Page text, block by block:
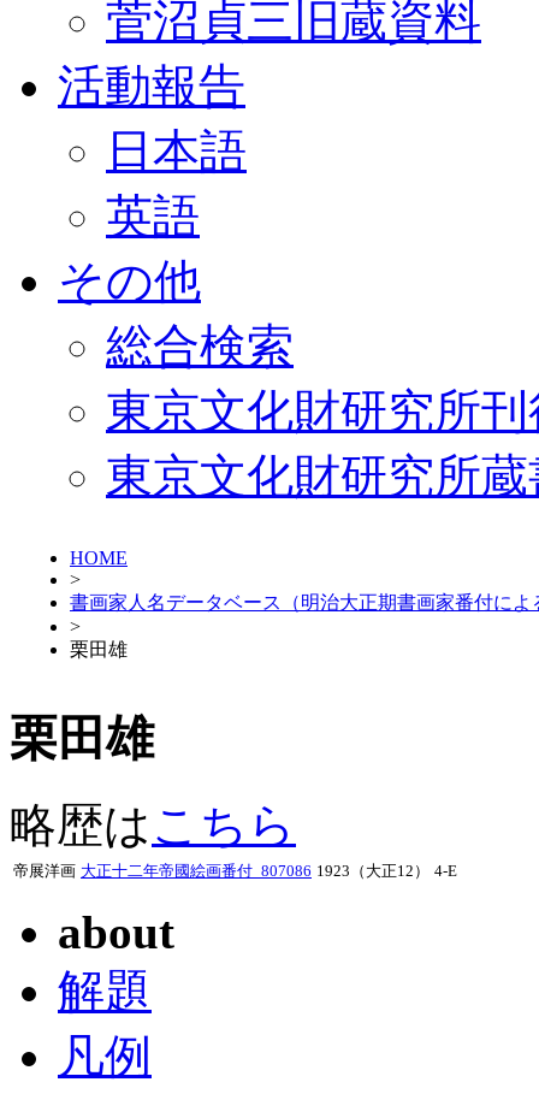
菅沼貞三旧蔵資料
活動報告
日本語
英語
その他
総合検索
東京文化財研究所
東京文化財研究所
HOME
>
書画家人名データベース（明治大正期書画家番付によ
>
栗田雄
栗田雄
略歴はこちら
帝展洋画 大正十二年帝國絵画番付_807086 1923（大正12） 4-E
about
解題
凡例